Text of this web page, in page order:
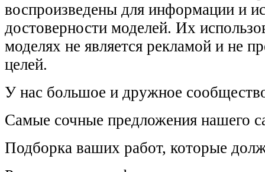
воспроизведены для информации и
достоверности моделей. Их
моделях не является рекламой и не
целей.
У нас большое и дружное
Самые сочные предложения нашего
Подборка ваших работ, которые